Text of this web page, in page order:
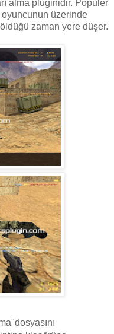
alma pluginidir. Popüler
üzerinde
zaman yere düşer.